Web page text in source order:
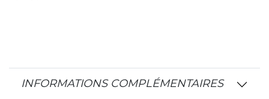
INFORMATIONS COMPLÉMENTAIRES